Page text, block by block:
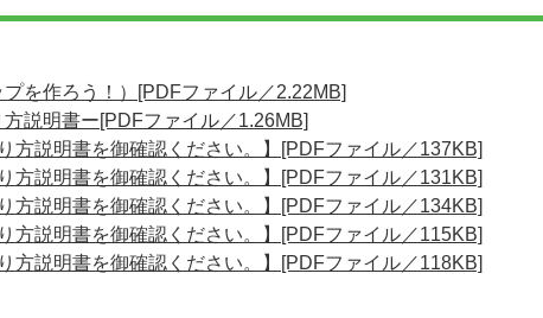
を作ろう！）[PDFファイル／2.22MB]
説明書ー[PDFファイル／1.26MB]
方説明書を御確認ください。】[PDFファイル／137KB]
方説明書を御確認ください。】[PDFファイル／131KB]
方説明書を御確認ください。】[PDFファイル／134KB]
方説明書を御確認ください。】[PDFファイル／115KB]
方説明書を御確認ください。】[PDFファイル／118KB]